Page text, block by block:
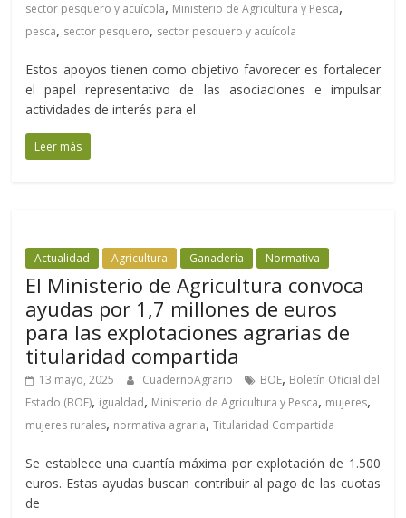
sector pesquero y acuícola, Ministerio de Agricultura y Pesca,
pesca, sector pesquero, sector pesquero y acuícola
Estos apoyos tienen como objetivo favorecer es fortalecer
el papel representativo de las asociaciones e impulsar
actividades de interés para el
Leer más
Actualidad Agricultura Ganadería Normativa
El Ministerio de Agricultura convoca
ayudas por 1,7 millones de euros
para las explotaciones agrarias de
titularidad compartida
13 mayo, 2025 CuadernoAgrario BOE, Boletín Oficial del
Estado (BOE), igualdad, Ministerio de Agricultura y Pesca, mujeres,
mujeres rurales, normativa agraria,Titularidad Compartida
Se establece una cuantía máxima por explotación de 1.500
euros. Estas ayudas buscan contribuir al pago de las cuotas
de